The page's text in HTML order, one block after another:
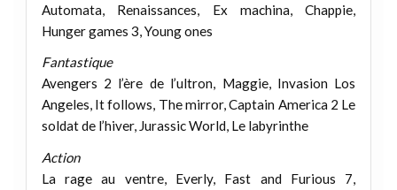
Automata, Renaissances, Ex machina, Chappie,
Hunger games 3, Young ones
Fantastique
Avengers 2 l’ère de l’ultron, Maggie, Invasion Los
Angeles, It follows, The mirror, Captain America 2 Le
soldat de l’hiver, Jurassic World, Le labyrinthe
Action
La rage au ventre, Everly, Fast and Furious 7,